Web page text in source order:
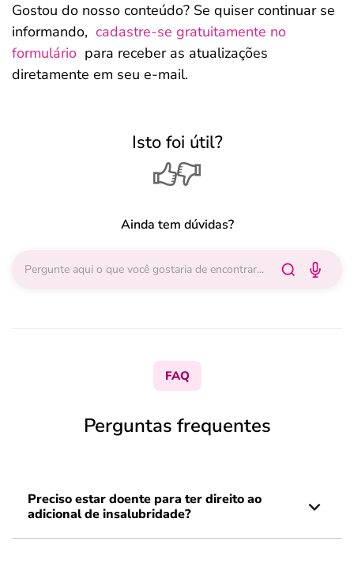
Gostou do nosso conteúdo? Se quiser continuar se
informando, cadastre-se gratuitamente no
formulário para receber as atualizações
diretamente em seu e-mail.
Isto foi útil?
Ainda tem dúvidas?
FAQ
Perguntas frequentes
Preciso estar doente para ter direito ao
adicional de insalubridade?